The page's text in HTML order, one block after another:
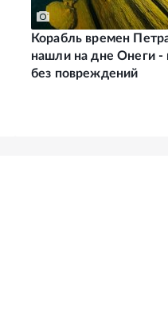
Корабль времен
нашли на дне Онеги -
без повреждений